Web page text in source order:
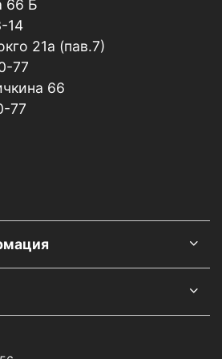
поверхность. При попадании
оболочки промыть
воды. При необходимости
от детей.
от 0°С до 35°С.
66 Б
14
21а (пав.7)
77
66
77